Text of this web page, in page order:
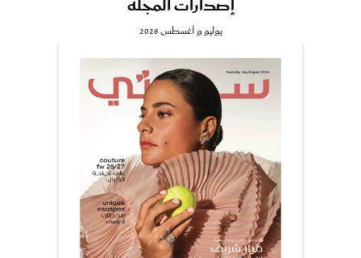
يوليو و أغسطس 2026